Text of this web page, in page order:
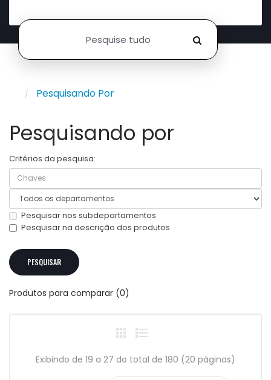
Pesquisando Por
Pesquisando por
Critérios da pesquisa:
Pesquisar nos subdepartamentos
Pesquisar na descrição dos produtos
Produtos para comparar (0)
Exibindo de 19 a 27 do total de 180 (20 páginas)